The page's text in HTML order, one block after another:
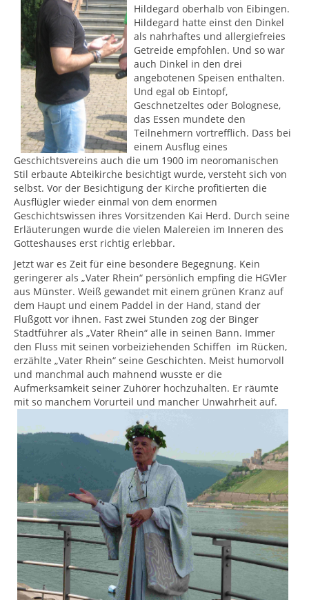
Hildegard oberhalb von Eibingen.
Hildegard hatte einst den Dinkel
als nahrhaftes und allergiefreies
Getreide empfohlen. Und so war
auch Dinkel in den drei
angebotenen Speisen enthalten.
Und egal ob Eintopf,
Geschnetzeltes oder Bolognese,
das Essen mundete den
Teilnehmern vortrefflich. Dass bei
einem Ausflug eines
Geschichtsvereins auch die um 1900 im neoromanischen
Stil erbaute Abteikirche besichtigt wurde, versteht sich von
selbst. Vor der Besichtigung der Kirche profitierten die
Ausflügler wieder einmal von dem enormen
Geschichtswissen ihres Vorsitzenden Kai Herd. Durch seine
Erläuterungen wurde die vielen Malereien im Inneren des
Gotteshauses erst richtig erlebbar.
Jetzt war es Zeit für eine besondere Begegnung. Kein
geringerer als „Vater Rhein“ persönlich empfing die HGVler
aus Münster. Weiß gewandet mit einem grünen Kranz auf
dem Haupt und einem Paddel in der Hand, stand der
Flußgott vor ihnen. Fast zwei Stunden zog der Binger
Stadtführer als „Vater Rhein“ alle in seinen Bann. Immer
den Fluss mit seinen vorbeiziehenden Schiffen im Rücken,
erzählte „Vater Rhein“ seine Geschichten. Meist humorvoll
und manchmal auch mahnend wusste er die
Aufmerksamkeit seiner Zuhörer hochzuhalten. Er räumte
mit so manchem Vorurteil und mancher Unwahrheit auf.